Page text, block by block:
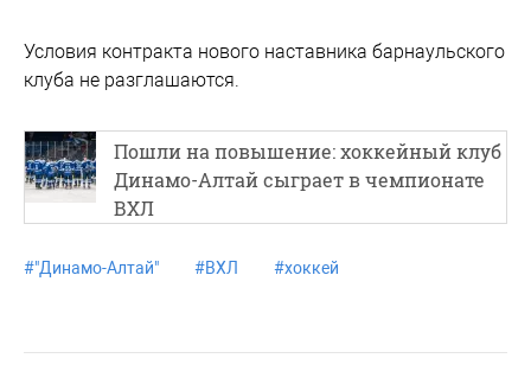
Условия контракта нового наставника барнаульского
клуба не разглашаются.
Пошли на повышение: хоккейный клуб
Динамо-Алтай сыграет в чемпионате
ВХЛ
#"Динамо-Алтай" #ВХЛ #хоккей